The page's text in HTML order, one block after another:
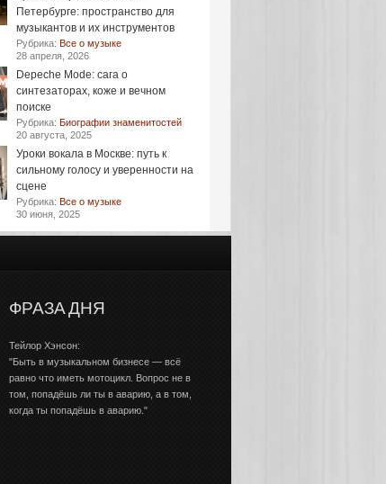
Петербурге: пространство для
музыкантов и их инструментов
Рубрика: Все о музыке
28 апреля, 2026
Depeche Mode: сага о
синтезаторах, коже и вечном
поиске
Рубрика: Биографии знаменитостей
20 августа, 2025
Уроки вокала в Москве: путь к
сильному голосу и уверенности на
сцене
Рубрика: Все о музыке
30 июня, 2025
ФРАЗА ДНЯ
Тейлор Хэнсон:
"Быть в музыкальном бизнесе — всё
равно что иметь мотоцикл. Вопрос не в
том, попадёшь ли ты в аварию, а в том,
когда ты попадёшь в аварию."